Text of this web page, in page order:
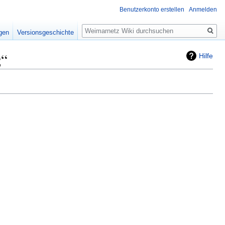
Hilfe
Benutzerkonto erstellen Anmelden
Versionsgeschichte
Suche